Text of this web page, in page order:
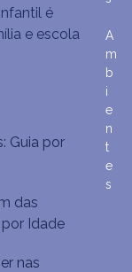
importância
da
educação
é
e escola
Guia por
das
Idade
nas
A
m
b
i
e
n
t
e
s